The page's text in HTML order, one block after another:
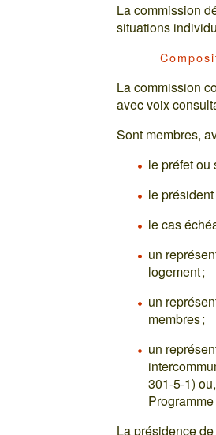
La commission
situations
La commission
avec voix
Sont membres,
le préfet ou
le
le cas
un
logement ;
un
membres ;
un
301-5-1)
La présidence